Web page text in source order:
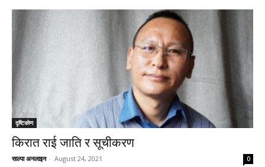
दृष्टिकाेण
किरात राई जाति र सूचीकरण
साल्पा अनलाइन - August 24, 2021 0